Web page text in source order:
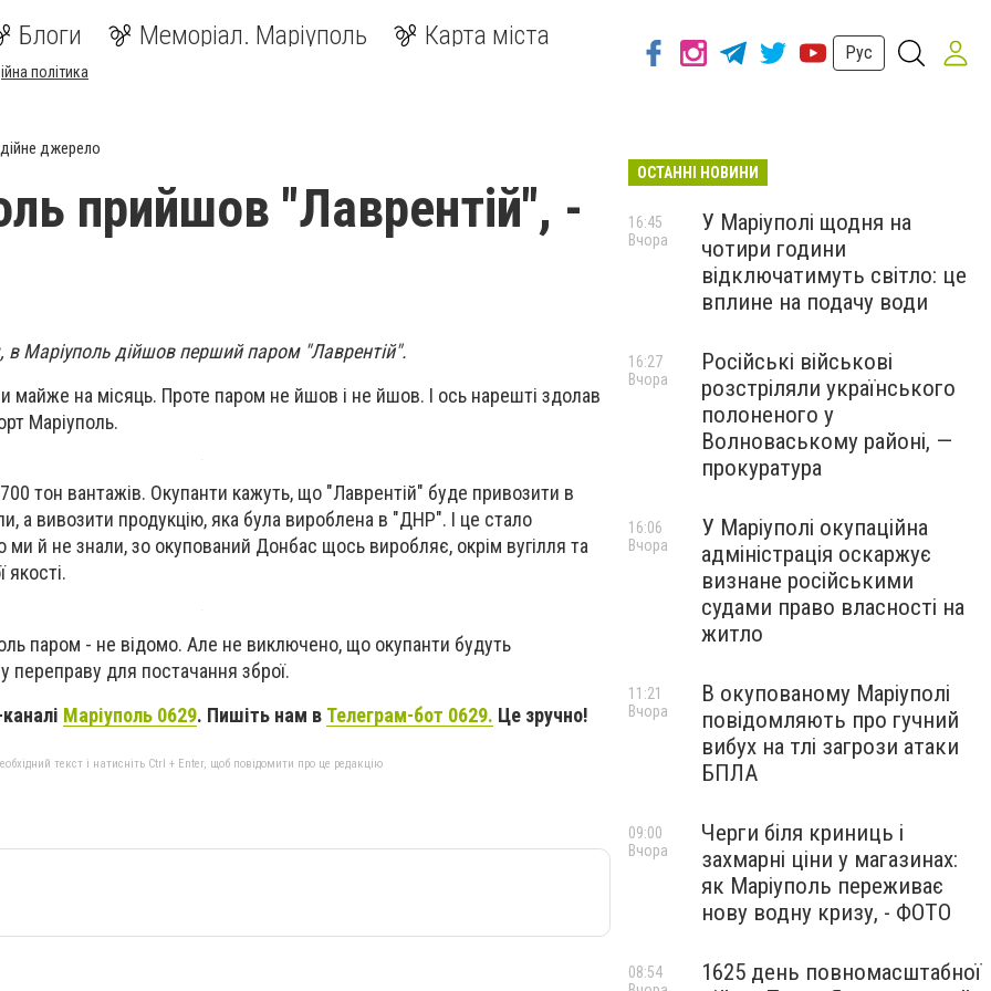
Блоги Меморіал. Маріуполь Карта міста
політика
Рус
джерело
прийшов "Лаврентій", -
в Маріуполь дійшов перший паром "Лаврентій".
майже на місяць. Проте паром не йшов і не йшов. І ось нарешті здолав
Маріуполь.
тон вантажів. Окупанти кажуть, що "Лаврентій" буде привозити в
а вивозити продукцію, яка була вироблена в "ДНР". І це стало
й не знали, зо окупований Донбас щось виробляє, окрім вугілля та
якості.
паром - не відомо. Але не виключено, що окупанти будуть
переправу для постачання зброї.
Маріуполь 0629. Пишіть нам в Телеграм-бот 0629. Це зручно!
текст і натисніть Ctrl + Enter, щоб повідомити про це редакцію
ОСТАННІ НОВИНИ
У Маріуполі щодня на
чотири години
відключатимуть світло: це
вплине на подачу води
16:45
Вчора
Російські військові
розстріляли українського
полоненого у
Волноваському районі, —
прокуратура
16:27
Вчора
У Маріуполі окупаційна
адміністрація оскаржує
визнане російськими
судами право власності на
житло
16:06
Вчора
В окупованому Маріуполі
повідомляють про гучний
вибух на тлі загрози атаки
БПЛА
11:21
Вчора
Черги біля криниць і
захмарні ціни у магазинах:
як Маріуполь переживає
нову водну кризу, - ФОТО
09:00
Вчора
1625 день повномасштабної
08:54